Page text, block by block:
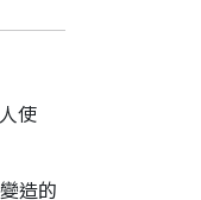
使
造的